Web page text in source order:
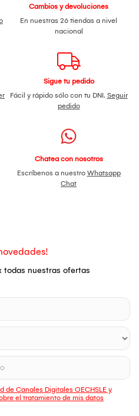
Cambios y devoluciones
En nuestras 26 tiendas a nivel
nacional
Sigue tu pedido
Fácil y rápido sólo con tu DNI. Seguir
pedido
Chatea con nosotros
Escríbenos a nuestro Whatsapp
Chat
todas nuestras ofertas
de Canales Digitales OECHSLE y
el tratamiento de mis datos